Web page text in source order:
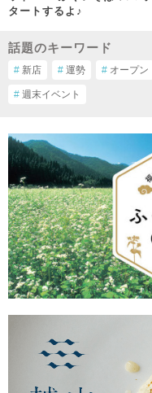
タートするよ♪
話題のキーワード
# 新店 # 運勢 # オープン
# 週末イベント